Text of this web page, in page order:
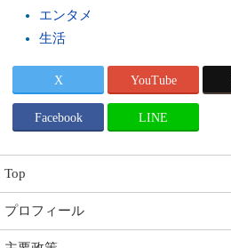
エンタメ
生活
X YouTube
Facebook LINE
Top
プロフィール